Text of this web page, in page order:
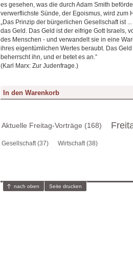
es gesehen, was die durch Adam Smith
verwerflichste Sünde, der Egoismus, wird zum
„Das Prinzip der bürgerlichen Gesellschaft ist
das Geld. Das Geld ist der eifrige Gott Israels,
des Menschen - und verwandelt sie in eine
ihres eigentümlichen Wertes beraubt. Das
beherrscht ihn, und er betet es an.”
(Karl Marx: Zur Judenfrage.)
Aktuelle Freitag-Vorträge (168)
Gesellschaft (37) Wirtschaft (38)
nach oben Seite drucken